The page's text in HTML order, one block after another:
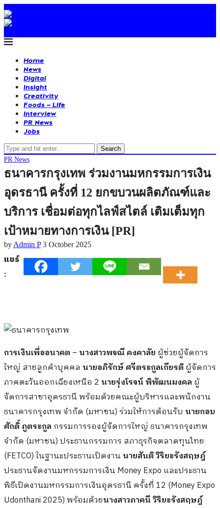
Home
News
Digital
Insight
Creativity
Foods – Life
Interview
PR News
Jobs
Search
PR News
ธนาคารกรุงเทพ ร่วมงานมหกรรมการเงิน
อุดรธานี ครั้งที่ 12 ยกขบวนผลิตภัณฑ์และ
บริการ เชื่อมต่อทุกไลฟ์สไตล์ เติมเต็มทุก
เป้าหมายทางการเงิน [PR]
by Admin P 3 October 2025
แชร์
:
การเงินเพื่ออนาคต – นางสาวพจณี คงคาลัย ผู้ช่วยผู้จัดการ
ใหญ่ สายลูกค้าบุคคล นายอภิรักษ์ ศรีตระกูลเกียรติผู้จัดการ
ภาคตะวันออกเฉียงเหนือ 2 นายรุ่งโรจน์ พิพัฒนมงคล ผู้
จัดการสาขาอุดรธานี พร้อมด้วยคณะผู้บริหารและพนักงาน
ธนาคารกรุงเทพ จำกัด (มหาชน) ร่วมให้การต้อนรับ นายกอบ
ศักดิ์ ภูตระกูล กรรมการรองผู้จัดการใหญ่ ธนาคารกรุงเทพ
จำกัด (มหาชน) ประธานกรรมการ สภาธุรกิจตลาดทุนไทย
(FETCO) ในฐานะประธานเปิดงาน นายสันติ วิริยะรังสฤษฎ์
ประธานจัดงานมหกรรมการเงิน Money Expo และประธาน
พิธีเปิดงานมหกรรมการเงินอุดรธานี ครั้งที่ 12 (Money Expo
Udonthani 2025) พร้อมด้วยนางสาวภาคนี วิริยะรังสฤษฎ์